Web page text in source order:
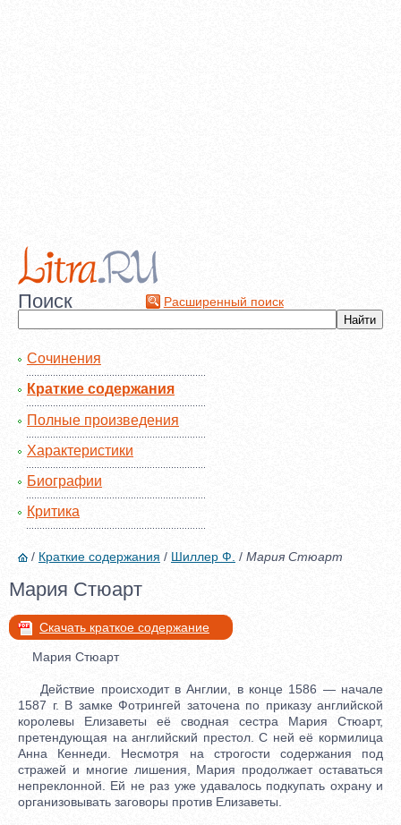
Поиск Расширенный поиск
Сочинения
Краткие содержания
Полные произведения
Характеристики
Биографии
Критика
/ Краткие содержания / Шиллер Ф. / Мария Стюарт
Мария Стюарт
Скачать краткое содержание
Мария Стюарт
Действие происходит в Англии, в конце 1586 — начале
1587 г. В замке Фотрингей заточена по приказу английской
королевы Елизаветы её сводная сестра Мария Стюарт,
претендующая на английский престол. С ней её кормилица
Анна Кеннеди. Несмотря на строгости содержания под
стражей и многие лишения, Мария продолжает оставаться
непреклонной. Ей не раз уже удавалось подкупать охрану и
организовывать заговоры против Елизаветы.